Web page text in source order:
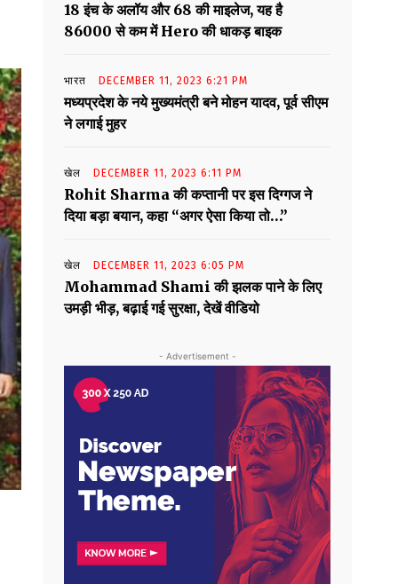
18 इंच के अलॉय और 68 की माइलेज, यह है
86000 से कम में Hero की धाकड़ बाइक
भारत DECEMBER 11, 2023 6:21 PM
मध्यप्रदेश के नये मुख्यमंत्री बने मोहन यादव, पूर्व सीएम
ने लगाई मुहर
खेल DECEMBER 11, 2023 6:11 PM
Rohit Sharma की कप्तानी पर इस दिग्गज ने
दिया बड़ा बयान, कहा “अगर ऐसा किया तो…”
खेल DECEMBER 11, 2023 6:05 PM
Mohammad Shami की झलक पाने के लिए
उमड़ी भीड़, बढ़ाई गई सुरक्षा, देखें वीडियो
- Advertisement -